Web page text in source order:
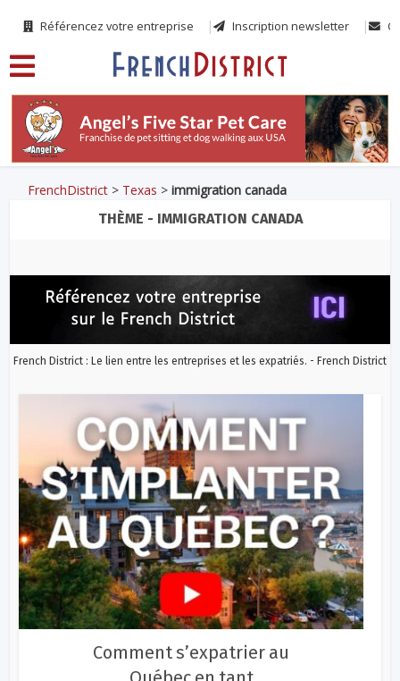
Référencez votre entreprise Inscription newsletter
FrenchDistrict > Texas >immigration canada
THÈME - IMMIGRATION CANADA
French District : Le lien entre les entreprises et les expatriés. - French District
Comment s’expatrier au